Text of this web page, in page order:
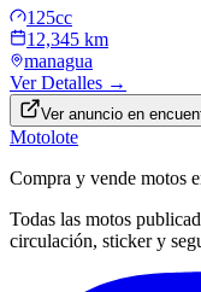
125cc
12,345 km
managua
Ver Detalles →
Ver anuncio en
Motolote
Compra y vende motos
Todas las motos
circulación, sticker y